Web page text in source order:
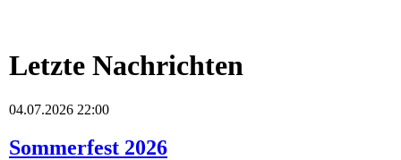
Letzte Nachrichten
04.07.2026 22:00
Sommerfest 2026